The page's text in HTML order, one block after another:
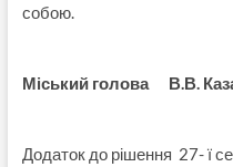
собою.
Міський голова В.В.
Додаток до рішення 27- ї